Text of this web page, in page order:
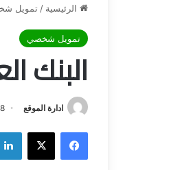
الرئيسية / تمويل
تمويل شخصي
البنك
ادارة الموقع 18
فيسبوك